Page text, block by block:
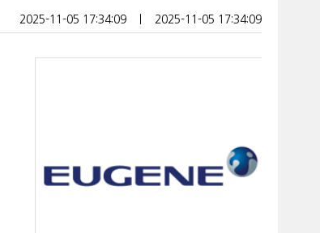
2025-11-05 17:34:09 2025-11-05 17:34:09